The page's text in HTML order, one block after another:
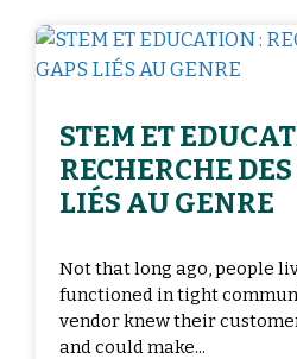
STEM ET
RECHERCHE
LIÉS AU GENRE
Not that long ago, people
functioned in tight
vendor knew their
and could make...